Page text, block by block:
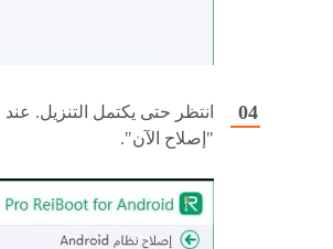
انتظر حتى يكتمل التنزيل.
"إصلاح الآن".